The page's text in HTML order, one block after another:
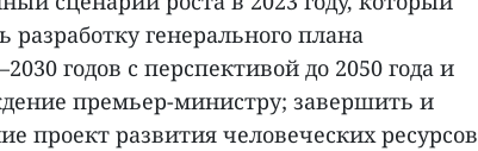
разработку генерального плана
годов с перспективой до 2050 года и
премьер-министру; завершить и
проект развития человеческих ресурсов